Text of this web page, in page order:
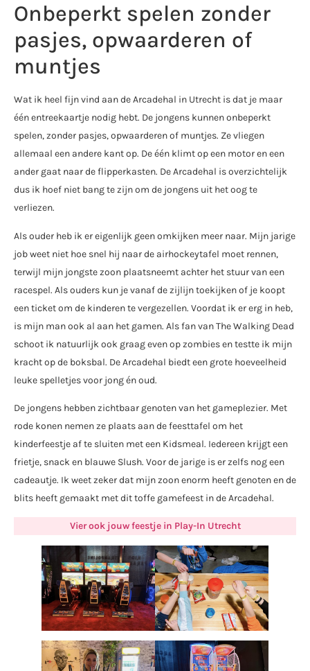
Onbeperkt spelen zonder
pasjes, opwaarderen of
muntjes
Wat ik heel fijn vind aan de Arcadehal in Utrecht is dat je maar
één entreekaartje nodig hebt. De jongens kunnen onbeperkt
spelen, zonder pasjes, opwaarderen of muntjes. Ze vliegen
allemaal een andere kant op. De één klimt op een motor en een
ander gaat naar de flipperkasten. De Arcadehal is overzichtelijk
dus ik hoef niet bang te zijn om de jongens uit het oog te
verliezen.
Als ouder heb ik er eigenlijk geen omkijken meer naar. Mijn jarige
job weet niet hoe snel hij naar de airhockeytafel moet rennen,
terwijl mijn jongste zoon plaatsneemt achter het stuur van een
racespel. Als ouders kun je vanaf de zijlijn toekijken of je koopt
een ticket om de kinderen te vergezellen. Voordat ik er erg in heb,
is mijn man ook al aan het gamen. Als fan van The Walking Dead
schoot ik natuurlijk ook graag even op zombies en testte ik mijn
kracht op de boksbal. De Arcadehal biedt een grote hoeveelheid
leuke spelletjes voor jong én oud.
De jongens hebben zichtbaar genoten van het gameplezier. Met
rode konen nemen ze plaats aan de feesttafel om het
kinderfeestje af te sluiten met een Kidsmeal. Iedereen krijgt een
frietje, snack en blauwe Slush. Voor de jarige is er zelfs nog een
cadeautje. Ik weet zeker dat mijn zoon enorm heeft genoten en de
blits heeft gemaakt met dit toffe gamefeest in de Arcadehal.
Vier ook jouw feestje in Play-In Utrecht